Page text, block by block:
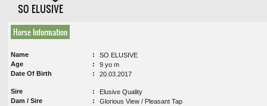
SO ELUSIVE
Horse Information
Name
SO ELUSIVE
Age
9 yo m
Date Of Birth
20.03.2017
Sire
Elusive Quality
Dam / Sire
Glorious View / Pleasant Tap